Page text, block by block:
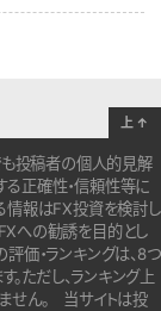
も投稿者の個人的見解
る正確性・信頼性等に
情報はFX投資を検討し
への勧誘を目的とし
価・ランキングは、8つ
。ただし、ランキング上
せん。
当サイトは投
上 ↑